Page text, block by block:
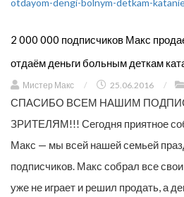
2 000 000 подписчиков Макс
отдаём деньги больным деткам
Мистер Макс / 25.06.2016 /
СПАСИБО ВСЕМ НАШИМ
ЗРИТЕЛЯМ!!! Сегодня приятное
Макс — мы всей нашей семьей
подписчиков. Макс собрал все
уже не играет и решил продать, а